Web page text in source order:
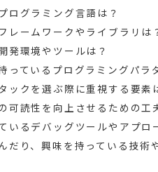
ログラミング言語は？
レームワークやライブラリは
発環境やツールは？
っているプログラミングパラ
ックを選ぶ際に重視する要素
可読性を向上させるための工
いるデバッグツールやアプロ
だり、興味を持っている技術